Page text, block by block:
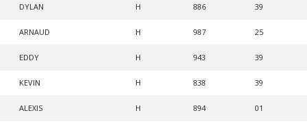
DYLAN H 886 39
ARNAUD H 987 25
EDDY H 943 39
KEVIN H 838 39
ALEXIS H 894 01